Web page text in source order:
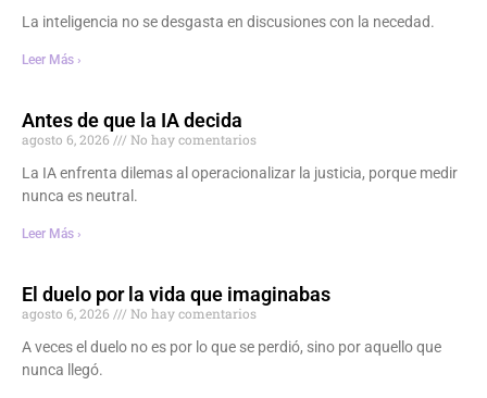
La inteligencia no se desgasta en discusiones con la necedad.
Leer Más ›
Antes de que la IA decida
agosto 6, 2026
No hay comentarios
La IA enfrenta dilemas al operacionalizar la justicia, porque medir
nunca es neutral.
Leer Más ›
El duelo por la vida que imaginabas
agosto 6, 2026
No hay comentarios
A veces el duelo no es por lo que se perdió, sino por aquello que
nunca llegó.